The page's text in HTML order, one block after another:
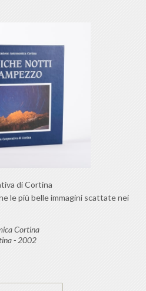
di Cortina
le più belle immagini scattate nei
Cortina
- 2002